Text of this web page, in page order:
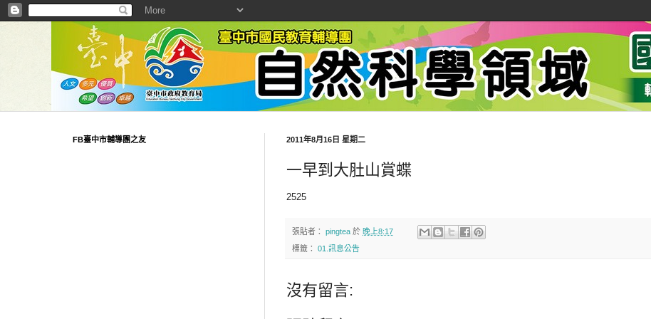
2011年8月16日 星期二
一早到大肚山賞蝶
2525
張貼者： pingtea 於 晚上8:17
標籤： 01.訊息公告
沒有留言:
FB臺中市輔導團之友